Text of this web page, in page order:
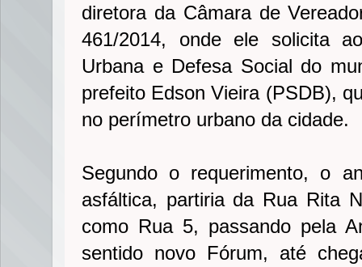
diretora da Câmara de
461/2014, onde ele solicita
Urbana e Defesa Social do
prefeito Edson Vieira (PSDB),
no perímetro urbano da cidade.
Segundo o requerimento, o
asfáltica, partiria da Rua Rita
como Rua 5, passando pela
sentido novo Fórum, até